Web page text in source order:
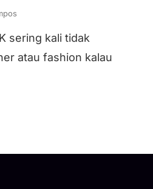
sering kali tidak
atau fashion kalau